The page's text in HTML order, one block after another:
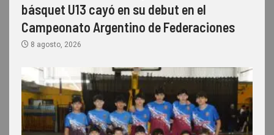
básquet U13 cayó en su debut en el
Campeonato Argentino de Federaciones
8 agosto, 2026